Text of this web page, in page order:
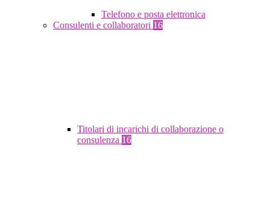
Telefono e posta elettronica
Consulenti e collaboratori 16
Titolari di incarichi di collaborazione o
consulenza 16